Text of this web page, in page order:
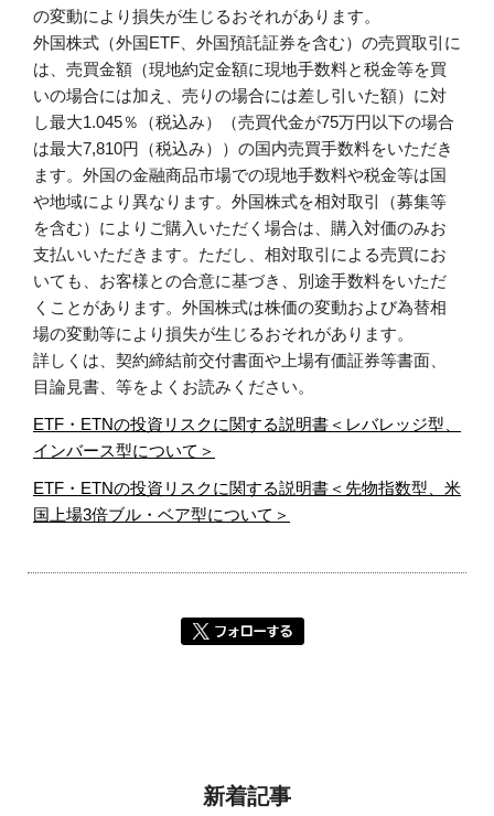
の変動により損失が生じるおそれがあります。
外国株式（外国ETF、外国預託証券を含む）の売買取引に
は、売買金額（現地約定金額に現地手数料と税金等を買
いの場合には加え、売りの場合には差し引いた額）に対
し最大1.045％（税込み）（売買代金が75万円以下の場合
は最大7,810円（税込み））の国内売買手数料をいただき
ます。外国の金融商品市場での現地手数料や税金等は国
や地域により異なります。外国株式を相対取引（募集等
を含む）によりご購入いただく場合は、購入対価のみお
支払いいただきます。ただし、相対取引による売買にお
いても、お客様との合意に基づき、別途手数料をいただ
くことがあります。外国株式は株価の変動および為替相
場の変動等により損失が生じるおそれがあります。
詳しくは、契約締結前交付書面や上場有価証券等書面、
目論見書、等をよくお読みください。
ETF・ETNの投資リスクに関する説明書＜レバレッジ型、
インバース型について＞
ETF・ETNの投資リスクに関する説明書＜先物指数型、米
国上場3倍ブル・ベア型について＞
新着記事